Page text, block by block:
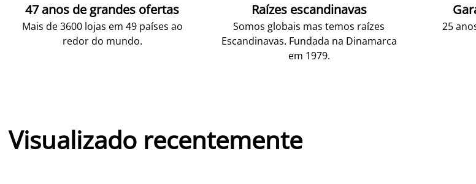
47 anos de grandes ofertas
Mais de 3600 lojas em 49 países ao
redor do mundo.
Raízes escandinavas
Somos globais mas temos raízes
Escandinavas. Fundada na Dinamarca
em 1979.
25
Visualizado recentemente